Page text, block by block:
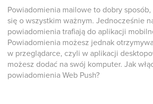
Powiadomienia mailowe to dobry
się o wszystkim ważnym. Jednocześnie
powiadomienia trafiają do aplikacji
Powiadomienia możesz jednak
w przeglądarce, czyli w aplikacji
możesz dodać na swój komputer. Jak
powiadomienia Web Push?